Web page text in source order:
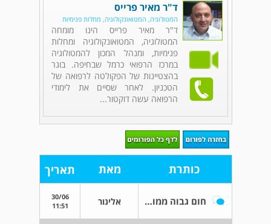
ד"ר מאיר פרייס
המטולוגיה, המטואונקולוגיה, מחלות פנימיות
ד"ר מאיר פרייס הינו מומחה
המטולוגיה, המטואונקולוגיה ומחלות
פנימיות, ומנהל המכון להמטולוגיה
במרכז הרפואי כרמל שבחיפה. בוגר
בהצטיינות של הפקולטה לרפואה של
הטכניון. לאחר שסיים את לימודי
הרפואה עשה דוקטור...
כותרת מאת תאריך
חום גבוה ממושך ואנטיביוטיקה אלינור
30/06
11:51